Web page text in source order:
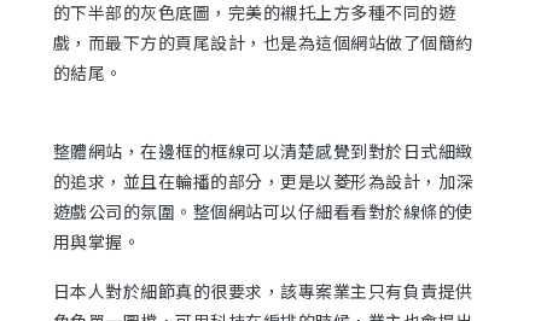
立即諮詢
的下半部的灰色底圖，完美的襯托上方多種不同的遊
戲，而最下方的頁尾設計，也是為這個網站做了個簡約
的結尾。
整體網站，在邊框的框線可以清楚感覺到對於日式細緻
的追求，並且在輪播的部分，更是以菱形為設計，加深
遊戲公司的氛圍。整個網站可以仔細看看對於線條的使
用與掌握。
日本人對於細節真的很要求，該專案業主只有負責提供